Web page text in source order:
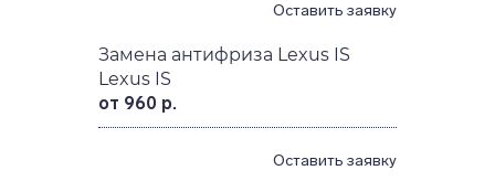
Оставить заявку
Замена антифриза Lexus IS
Lexus IS
от 960 р.
Оставить заявку